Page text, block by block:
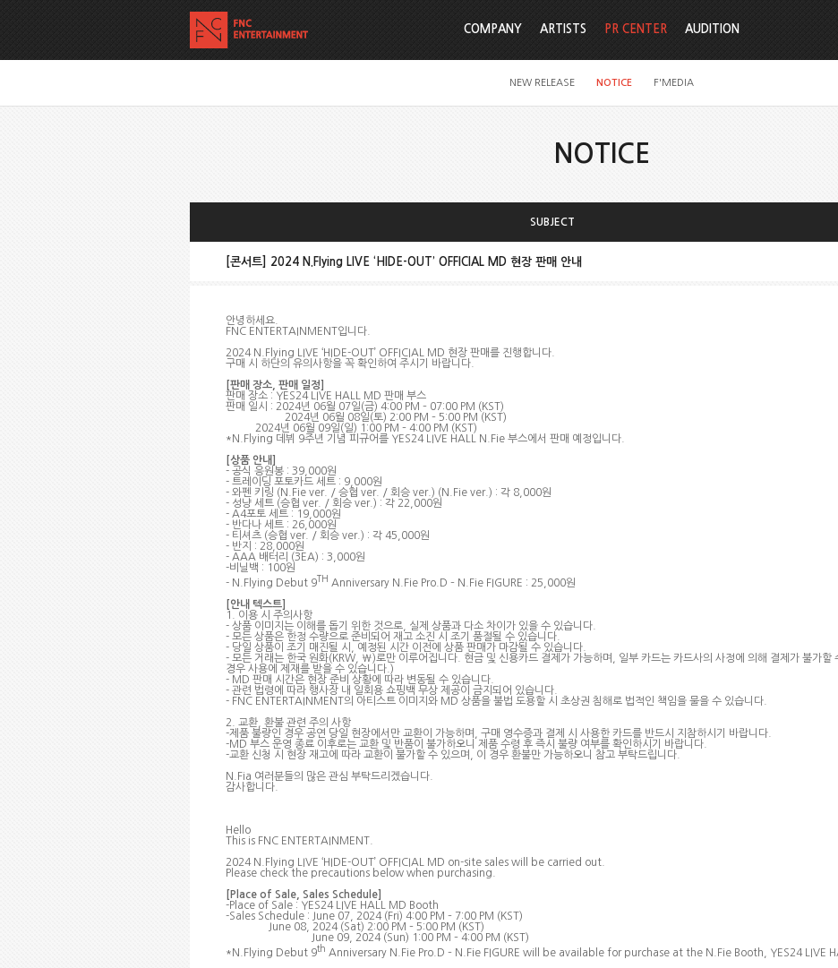
COMPANY ARTISTS PR CENTER
NEW RELEASE NOTICE F'MEDIA
AUDITION
NOTICE
SUBJECT
[콘서트] 2024 N.Flying LIVE ‘HIDE-OUT’ OFFICIAL MD 현장 판매 안내
안녕하세요
FNC ENTERTAINMENT입니다
2024 N.Flying LIVE ‘HIDE-OUT’ OFFICIAL MD 현장 판매를 진행합니다
구매 시 하단의 유의사항을 꼭 확인하여 주시기 바랍니다
[판매 장소 판매 일정
판매 장소 : YES24 LIVE HALL MD 판매 부스
판매 일시 : 2024년 06월 07일(금) 4:00 PM – 07:00 PM (KST)
2024년 06월 08일(토) 2:00 PM – 5:00 PM (KST)
2024년 06월 09일(일) 1:00 PM – 4:00 PM (KST)
*N.Flying 데뷔 9주년 기념 피규어를 YES24 LIVE HALL N.Fie 부스에서 판매 예정입니다
[상품 안내
- 공식 응원봉 : 39,000원
- 트레이딩 포토카드 세트 : 9,000원
- 와펜 키링 (N.Fie ver. / 승협 ver. / 회승 ver.) (N.Fie ver.) : 각 8,000원
- 성냥 세트 (승협 ver. / 회승 ver.) : 각 22,000원
- A4포토 세트 : 19,000원
- 반다나 세트 : 26,000원
- 티셔츠 (승협 ver. / 회승 ver.) : 각 45,000원
- 반지 : 28,000원
- AAA 배터리 (3EA) : 3,000원
-비닐백 : 100원
- N.Flying Debut 9TH Anniversary N.Fie Pro.D – N.Fie FIGURE : 25,000원
[안내 텍스트
1. 이용 시 주의사항
- 상품 이미지는 이해를 돕기 위한 것으로 실제 상품과 다소 차이가 있을 수 있습니다
- 모든 상품은 한정 수량으로 준비되어 재고 소진 시 조기 품절될 수 있습니다
- 당일 상품이 조기 매진될 시 예정된 시간 이전에 상품 판매가 마감될 수 있습니다
- 모든 거래는 한국 원화(KRW, ₩)로만 이루어집니다 현금 및 신용카드 결제가 가능하며 일부 카드는 카드사의 사정에 의해 결제가 불가할
경우 사용에 제재를 받을 수 있습니다 .)
- MD 판매 시간은 현장 준비 상황에 따라 변동될 수 있습니다
- 관련 법령에 따라 행사장 내 일회용 쇼핑백 무상 제공이 금지되어 있습니다
- FNC ENTERTAINMENT의 아티스트 이미지와 MD 상품을 불법 도용할 시 초상권 침해로 법적인 책임을 물을 수 있습니다
2. 교환 환불 관련 주의 사항
-제품 불량인 경우 공연 당일 현장에서만 교환이 가능하며 구매 영수증과 결제 시 사용한 카드를 반드시 지참하시기 바랍니다
-MD 부스 운영 종료 이후로는 교환 및 반품이 불가하오니 제품 수령 후 즉시 불량 여부를 확인하시기 바랍니다
-교환 신청 시 현장 재고에 따라 교환이 불가할 수 있으며 이 경우 환불만 가능하오니 참고 부탁드립니다
N.Fia 여러분들의 많은 관심 부탁드리겠습니다
감사합니다
Hello
This is FNC ENTERTAINMENT.
2024 N.Flying LIVE ‘HIDE-OUT’ OFFICIAL MD on-site sales will be carried out.
Please check the precautions below when purchasing.
[Place of Sale, Sales Schedule]
-Place of Sale : YES24 LIVE HALL MD Booth
-Sales Schedule : June 07, 2024 (Fri) 4:00 PM – 7:00 PM (KST)
June 08, 2024 (Sat) 2:00 PM – 5:00 PM (KST)
June 09, 2024 (Sun) 1:00 PM – 4:00 PM (KST)
* N.Flying Debut 9th Anniversary N.Fie Pro.D – N.Fie FIGURE will be available for purchase at the N.Fie Booth, YES24 LIVE